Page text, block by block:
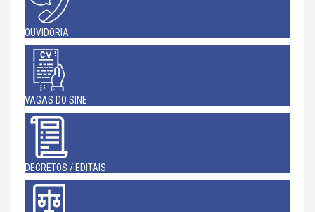
OUVIDORIA
VAGAS DO SINE
DECRETOS / EDITAIS